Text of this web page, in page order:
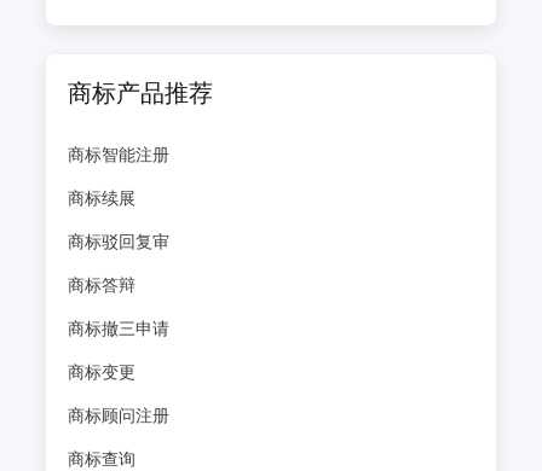
商标产品推荐
商标智能注册
商标续展
商标驳回复审
商标答辩
商标撤三申请
商标变更
商标顾问注册
商标查询